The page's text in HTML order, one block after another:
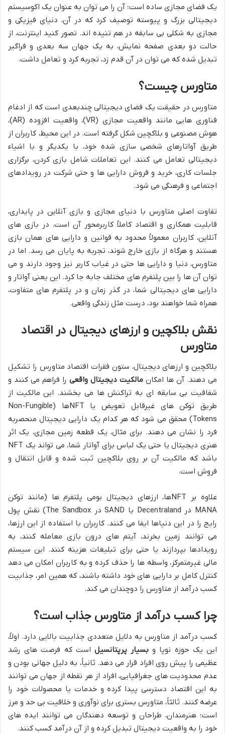
یک فضای مجازی ساده است؛ آن را می توان به عنوان یک اکوسیستم
دیجیتالی بزرگ و پیوسته توصیف کرد که در آن، دنیای فیزیکی و
مجازی به شکلی بی سابقه در هم تنیده اند. تصور کنید اینترنت، از
حالت دو بعدی صفحه نمایش، به یک جهان سه بعدی و فراگیر
تبدیل شده که می توان در آن قدم زد، تجربه کرد و تعامل داشت.
متاورس چیست؟
متاورس در حقیقت یک فضای دیجیتالی چندبعدی است که از ادغام
فناوری هایی مانند واقعیت مجازی (VR)، واقعیت افزوده (AR)،
هوش مصنوعی و بلاکچین شکل گرفته است. در این محیط، کاربران از
طریق آواتارهای شخصی سازی شده خود، با یکدیگر و با اشیاء
دیجیتالی تعامل می کنند. این تعاملات شامل بازی کردن، برگزاری
جلسات کاری، خرید و فروش دارایی ها و حتی شرکت در رویدادهای
اجتماعی و فرهنگی می شود.
تفاوت اصلی متاورس با دنیای مجازی و بازی آنلاین در پایداری،
قابلیت همکاری و اقتصاد کاملاً کاربرمحور آن است. در بازی های
آنلاین، کاربران معمولاً محدود به قوانین و دارایی های همان بازی
هستند و هرگاه از بازی خارج شوند، تجربه به پایان می رسد. اما در
متاورس، دنیا و دارایی ها حتی در غیاب کاربر نیز وجود دارند و می
توان آن ها را بین پلتفرم های مختلف جابه جا کرد. این یعنی آواتار و
دارایی های دیجیتالی شما، در گذر زمان و در پلتفرم های متفاوت،
همراه شما خواهند بود، درست مثل زندگی واقعی.
نقش بلاکچین و ارزهای دیجیتال در اقتصاد
متاورس
بلاکچین و ارزهای دیجیتال، ستون فقرات اقتصاد متاورس را تشکیل
می دهند. آن ها امکان مالکیت دیجیتال واقعی را فراهم می کنند و
شفافیت بی سابقه ای به تراکنش ها می بخشند. این مالکیت از
طریق توکن های غیرقابل تعویض یا NFTها (Non-Fungible
Tokens) محقق می شود که هر کدام یک دارایی دیجیتال منحصربه
فرد را نشان می دهند. برای مثال، یک قطعه زمین مجازی، یک اثر
هنری دیجیتال یا حتی یک لباس برای آواتار شما، می تواند یک NFT
باشد که مالکیت آن بر روی بلاکچین ثبت شده و قابل انتقال و
فروش است.
علاوه بر NFTها، ارزهای دیجیتال بومی پلتفرم ها (مانند توکن
MANA در Decentraland یا SAND در The Sandbox) نقش پول
رایج را در این دنیاها ایفا می کنند. کاربران با استفاده از این ارزها،
می توانند زمین بخرند، آیتم های درون بازی معامله کنند، به
رویدادها بپردازند یا حتی برای تبلیغات هزینه کنند. این سیستم
مالی غیرمتمرکز، واسطه ها را حذف کرده و به کاربران امکان می دهد
کنترل کامل بر دارایی های خود داشته باشند، که همین امر، جذابیت
کسب درآمد از متاورس را دوچندان می کند.
چرا کسب درآمد از متاورس جذاب است؟
کسب درآمد از متاورس به دلایل متعددی جذابیت بالایی دارد. اولاً،
این یک حوزه نوپا و بسیار پرپتانسیل است که فرصت های رشد
عظیمی را پیش روی افراد قرار می دهد. ثانیاً، به دلیل جهانی بودن و
عدم محدودیت های جغرافیایی، افراد از هر نقطه از جهان می توانند
به این اقتصاد دسترسی پیدا کرده و خدمات یا محصولات خود را
عرضه کنند. ثالثاً، متاورس بستری برای نوآوری و خلاقیت بی حد و مرز
است؛ هنرمندان، طراحان و توسعه دهندگان می توانند ایده های
خود را به واقعیت دیجیتال تبدیل کرده و از آن درآمد کسب کنند.